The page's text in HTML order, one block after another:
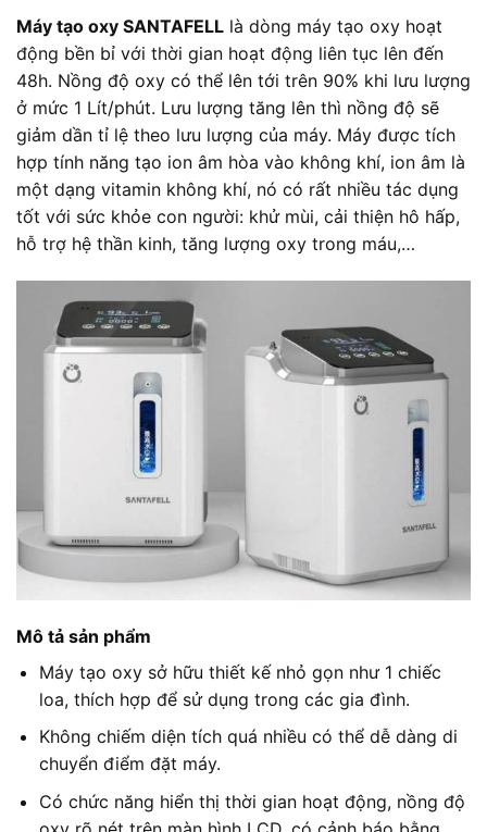
Máy tạo oxy SANTAFELL là dòng máy tạo oxy hoạt
động bền bỉ với thời gian hoạt động liên tục lên đến
48h. Nồng độ oxy có thể lên tới trên 90% khi lưu lượng
ở mức 1 Lít/phút. Lưu lượng tăng lên thì nồng độ sẽ
giảm dần tỉ lệ theo lưu lượng của máy. Máy được tích
hợp tính năng tạo ion âm hòa vào không khí, ion âm là
một dạng vitamin không khí, nó có rất nhiều tác dụng
tốt với sức khỏe con người: khử mùi, cải thiện hô hấp,
hỗ trợ hệ thần kinh, tăng lượng oxy trong máu,…
Mô tả sản phẩm
Máy tạo oxy sở hữu thiết kế nhỏ gọn như 1 chiếc
loa, thích hợp để sử dụng trong các gia đình.
Không chiếm diện tích quá nhiều có thể dễ dàng di
chuyển điểm đặt máy.
Có chức năng hiển thị thời gian hoạt động, nồng độ